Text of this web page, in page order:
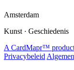
Amsterdam
Kunst · Geschiedenis
A CardMapr™
Privacybeleid